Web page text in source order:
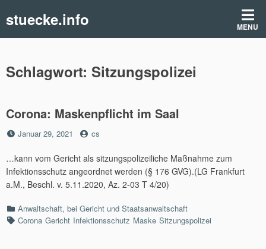
stuecke.info MENU
Schlagwort: Sitzungspolizei
Corona: Maskenpflicht im Saal
Posted
Januar 29, 2021 by
cs
…kann vom Gericht als sitzungspolizeiliche Maßnahme zum
Infektionsschutz angeordnet werden (§ 176 GVG).(LG Frankfurt
a.M., Beschl. v. 5.11.2020, Az. 2-03 T 4/20)
Categories
Anwaltschaft, bei Gericht und Staatsanwaltschaft
TagsCorona Gericht Infektionsschutz Maske Sitzungspolizei